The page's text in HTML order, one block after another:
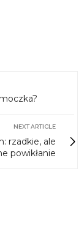
NEXT ARTICLE
rzadkie, ale
powikłanie